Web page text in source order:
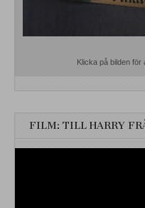
Klicka på bilden för
FILM: TILL HARRY